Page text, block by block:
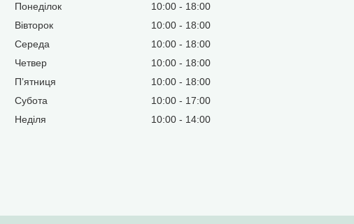
Понеділок 10:00
18:00
Вівторок
10:00
18:00
Середа
10:00
18:00
Четвер
10:00
18:00
Пʼятниця
10:00
18:00
Субота
10:00
17:00
Неділя
10:00 14:00